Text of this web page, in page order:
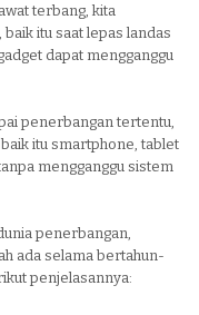
terbang, kita
itu saat lepas landas
dapat mengganggu
penerbangan tertentu,
itu smartphone, tablet
mengganggu sistem
penerbangan,
ada selama bertahun-
penjelasannya: